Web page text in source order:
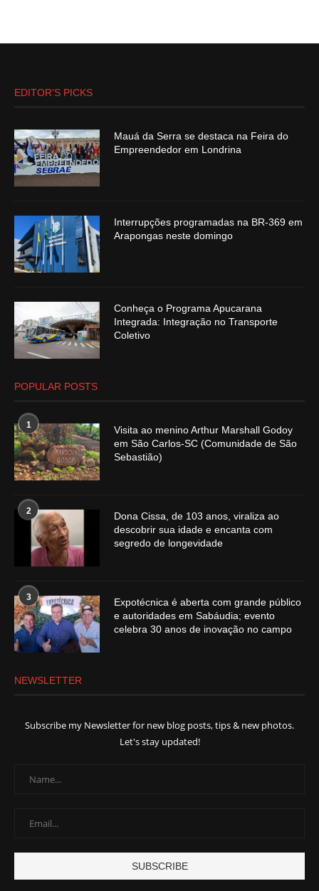
EDITOR’S PICKS
Mauá da Serra se destaca na Feira do
Empreendedor em Londrina
Interrupções programadas na BR-369 em
Arapongas neste domingo
Conheça o Programa Apucarana
Integrada: Integração no Transporte
Coletivo
POPULAR POSTS
1
Visita ao menino Arthur Marshall Godoy
em São Carlos-SC (Comunidade de São
Sebastião)
2
Dona Cissa, de 103 anos, viraliza ao
descobrir sua idade e encanta com
segredo de longevidade
3
Expotécnica é aberta com grande público
e autoridades em Sabáudia; evento
celebra 30 anos de inovação no campo
NEWSLETTER
Subscribe my Newsletter for new blog posts, tips & new photos.
Let's stay updated!